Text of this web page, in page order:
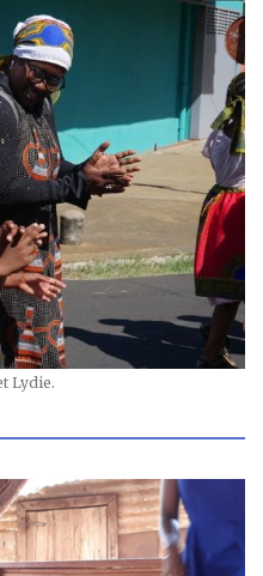
Lydie.